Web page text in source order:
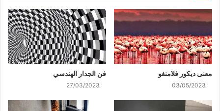
معنى ديكور فلامنغو
03/05/2023
فن الجدار الهندسي
27/03/2023